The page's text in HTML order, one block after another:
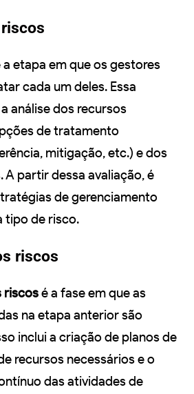
etapa em que os gestores
cada um deles. Essa
análise dos recursos
de tratamento
mitigação, etc.) e dos
A partir dessa avaliação, é
de gerenciamento
tipo de risco.
riscos
riscosé a fase em que as
na etapa anterior são
inclui a criação de planos de
recursos necessários e o
das atividades de